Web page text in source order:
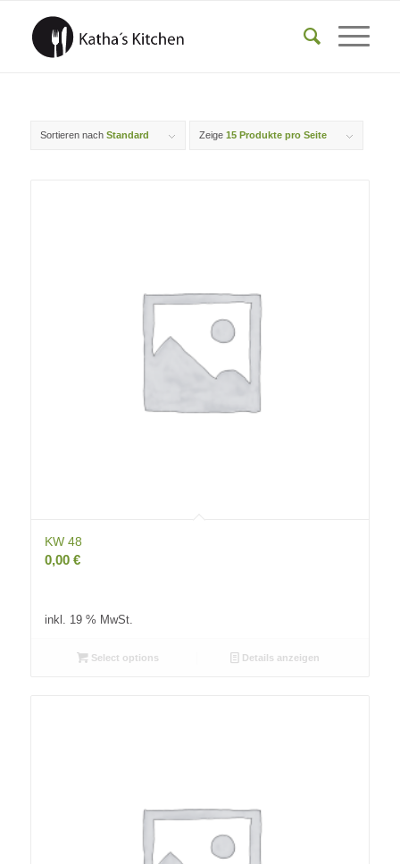
Sortieren nach Standard Zeige 15 Produkte pro Seite
KW 48
0,00 €
inkl. 19 % MwSt.
Select options Details anzeigen